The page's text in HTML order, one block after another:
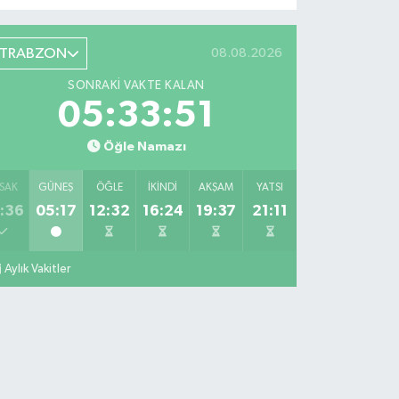
TRABZON 08.08.2026
SONRAKI VAKTE KALAN
05:33:50
Öğle Namazı
GÜNEŞ
05:17
ÖĞLE
12:32
İKINDI
16:24
AKŞAM
19:37
YATSI
21:11
Aylık Vakitler